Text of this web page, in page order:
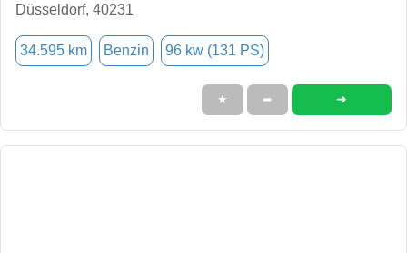
Düsseldorf, 40231
34.595 km Benzin 96 kw (131 PS)
★ ➦ ➜